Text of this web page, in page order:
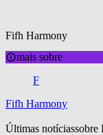
Fifh Harmony
mais sobre
F
Fifh Harmony
Últimas notíciassobre